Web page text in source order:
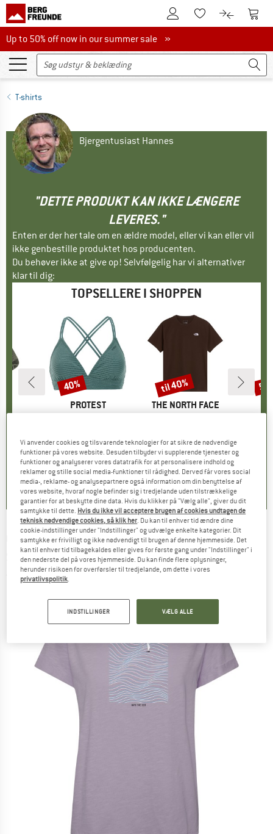
Til kundekontoenTil huskesedlen.
Til Til
Up to 50% off now in our summer sale
Up to 50% off now in our summer sale »
T-shirts
Bjergentusiast Hannes
"DETTE PRODUKT KAN IKKE LÆNGERE
LEVERES."
Enten er der her tale om en ældre model, eller vi kan eller vil
ikke genbestille produktet hos producenten.
Du behøver ikke at give op! Selvfølgelig har vi alternativer
klar til dig:
TOPSELLERE I SHOPPEN
pris
€
252)
MÆRKE
PROTEST
Pris
39,95 €Nedsat pris
23,97 €
4,9(23)
Rabat
40%
MÆRKE
THE NORTH FACE
Pris
26,95 € Nedsat pris
fra 16,17 €
+13
4,8(8)
Rabat
til 40%
GREENBOMB - Women's Nature High Sea
Stop T-Shirt - T-shirt
(0)
Vi anvender cookies og tilsvarende teknologier for at sikre de nødvendige
funktioner på vores website. Desuden tilbyder vi supplerende tjenester og
funktioner og analyserer vores datatrafik for at personalisere indhold og
reklamer og stille social media-funktioner til rådighed. Derved får vores social
media-, reklame- og analysepartnere også information om din benyttelse af
vores website, hvoraf nogle befinder sig i tredjelande uden tilstrækkelige
garantier for at beskytte dine data. Hvis du klikker på "Vælg alle", giver du dit
samtykke til dette. Hvis du ikke vil acceptere brugen af cookies undtagen de
teknisk nødvendige cookies, så klik her. Du kan til enhver tid ændre dine
cookie-indstillinger under "Indstillinger" og udvælge enkelte kategorier. Dit
samtykke er frivilligt og ikke nødvendigt til brugen af denne hjemmeside. Det
kan til enhver tid tilbagekaldes eller gives for første gang under "Indstillinger" i
den nederste del på vores hjemmeside. Du kan finde flere oplysninger,
herunder risikoen for overførsler til tredjelande, om dette i vores
privatlivspolitik.
INDSTILLINGER VÆLG ALLE